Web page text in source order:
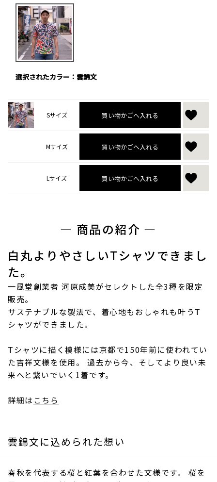
選択されたカラー：雲錦文
Sサイズ 買い物かごへ入れる
Mサイズ 買い物かごへ入れる
Lサイズ 買い物かごへ入れる
― 商品の紹介 ―
白丸よりやさしいTシャツできまし
た。
一風堂創業者 河原成美がセレクトした全3種を限定
販売。
サステナブルな製法で、着心地もおしゃれも叶うT
シャツができました。
Tシャツに描く模様には京都で150年前に使われてい
た吉祥文様を使用。 過去から今、そしてより良い未
来へと繋いでいく1着です。
詳細は こちら
雲錦文に込められた想い
春秋を代表する桜と紅葉を合わせた文様です。 桜を